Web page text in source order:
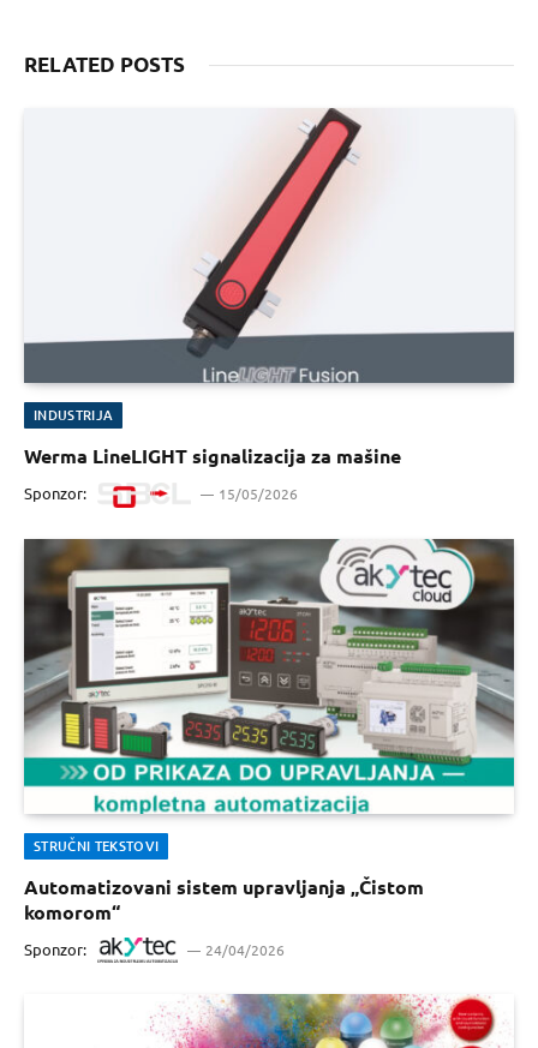
RELATED POSTS
INDUSTRIJA
Werma LineLIGHT signalizacija za mašine
Sponzor: 15/05/2026
STRUČNI TEKSTOVI
Automatizovani sistem upravljanja „Čistom
komorom“
Sponzor: 24/04/2026